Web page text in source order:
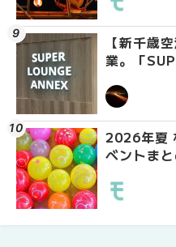
【新千歳
業。「
ーパーラ
介！！ |
2026年夏
ベントま